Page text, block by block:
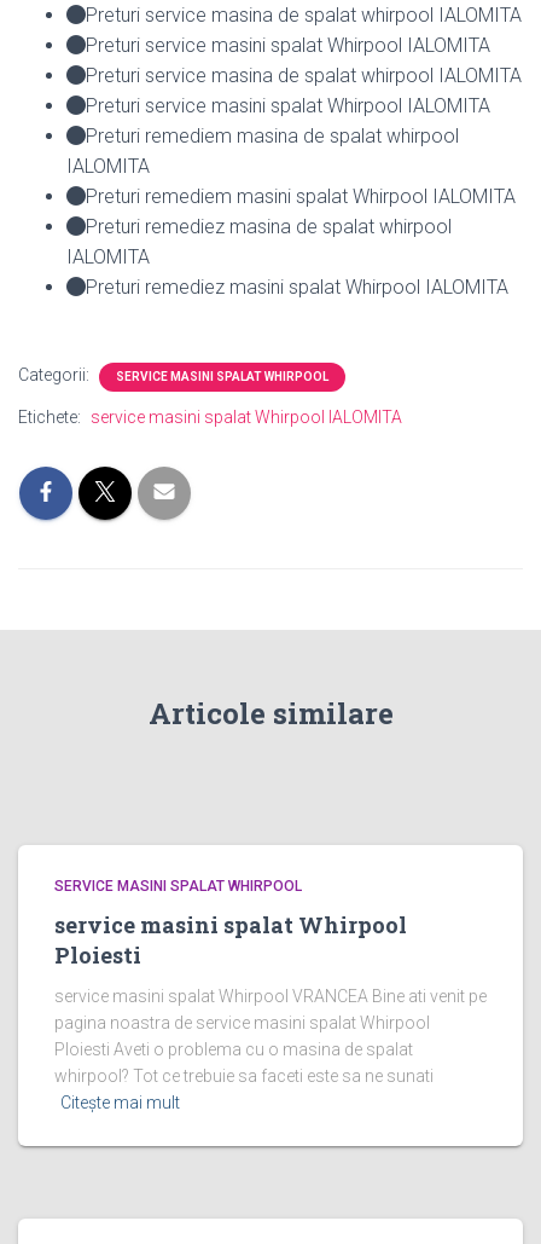
Preturi service masina de spalat whirpool IALOMITA
Preturi service masini spalat Whirpool IALOMITA
Preturi service masina de spalat whirpool IALOMITA
Preturi service masini spalat Whirpool IALOMITA
Preturi remediem masina de spalat whirpool
IALOMITA
Preturi remediem masini spalat Whirpool IALOMITA
Preturi remediez masina de spalat whirpool
IALOMITA
Preturi remediez masini spalat Whirpool IALOMITA
Categorii: SERVICE MASINI SPALAT WHIRPOOL
Etichete: service masini spalat Whirpool IALOMITA
Articole similare
SERVICE MASINI SPALAT WHIRPOOL
service masini spalat Whirpool
Ploiesti
service masini spalat Whirpool VRANCEA Bine ati venit pe
pagina noastra de service masini spalat Whirpool
Ploiesti Aveti o problema cu o masina de spalat
whirpool? Tot ce trebuie sa faceti este sa ne sunati
Citește mai mult